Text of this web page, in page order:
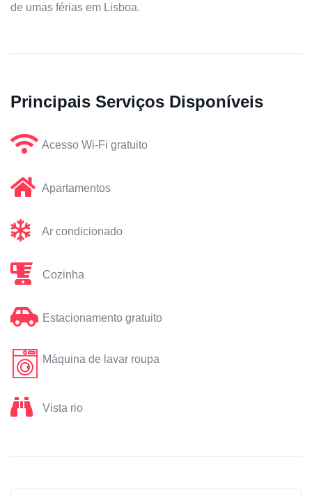
de umas férias em Lisboa.
Principais Serviços Disponíveis
Acesso Wi-Fi gratuito
Apartamentos
Ar condicionado
Cozinha
Estacionamento gratuito
Máquina de lavar roupa
Vista rio